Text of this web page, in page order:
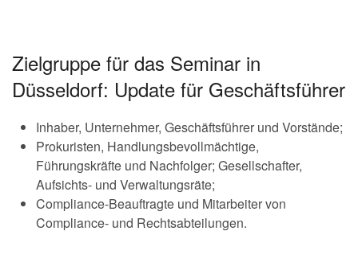
Zielgruppe für das Seminar in
Düsseldorf: Update für Geschäftsführer
Inhaber, Unternehmer, Geschäftsführer und Vorstände;
Prokuristen, Handlungsbevollmächtige,
Führungskräfte und Nachfolger; Gesellschafter,
Aufsichts- und Verwaltungsräte;
Compliance-Beauftragte und Mitarbeiter von
Compliance- und Rechtsabteilungen.